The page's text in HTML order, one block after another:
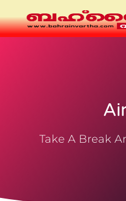
Take A Break